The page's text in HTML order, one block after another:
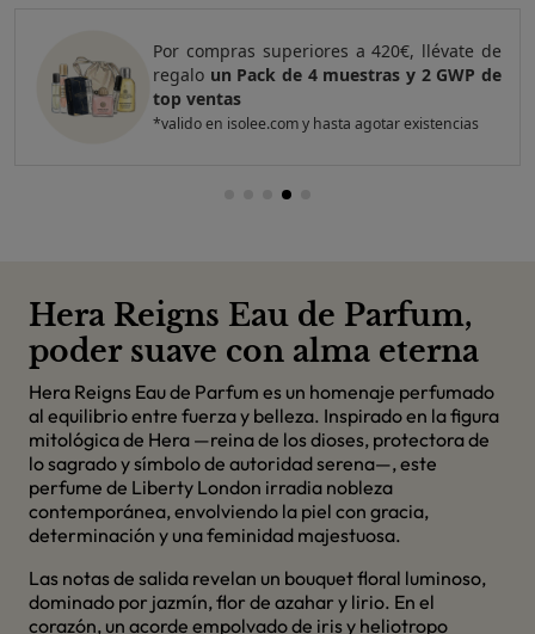
Por compras superiores a 420€, llévate de
regalo un Pack de 4 muestras y 2 GWP de
top ventas
*valido en isolee.com y hasta agotar existencias
Hera Reigns Eau de Parfum,
poder suave con alma eterna
Hera Reigns Eau de Parfum es un homenaje perfumado
al equilibrio entre fuerza y belleza. Inspirado en la figura
mitológica de Hera —reina de los dioses, protectora de
lo sagrado y símbolo de autoridad serena—, este
perfume de Liberty London irradia nobleza
contemporánea, envolviendo la piel con gracia,
determinación y una feminidad majestuosa.
Las notas de salida revelan un bouquet floral luminoso,
dominado por jazmín, flor de azahar y lirio. En el
corazón, un acorde empolvado de iris y heliotropo